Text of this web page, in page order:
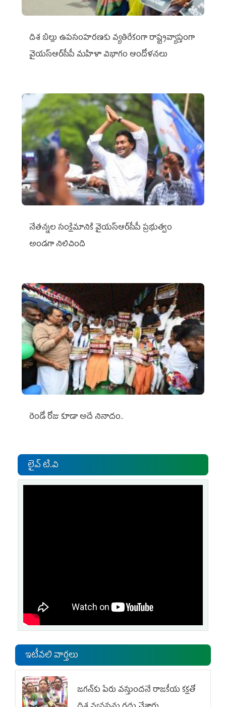
దిశ బిల్లు ఉపసంహరణకు వ్యతిరేకంగా రాష్ట్రవ్యాప్తంగా
వైయ‌స్ఆర్‌సీపీ మహిళా విభాగం ఆందోళనలు
నేతన్నల సంక్షేమానికి వైయ‌స్ఆర్‌సీపీ ప్రభుత్వం
అండగా నిలిచింది
రెండో రోజు కూడా అదే నినాదం..
లైవ్ టి.వి
ఇటీవలి వార్తలు
జగన్‌కు పేరు వస్తుందనే రాజకీయ కక్షతో